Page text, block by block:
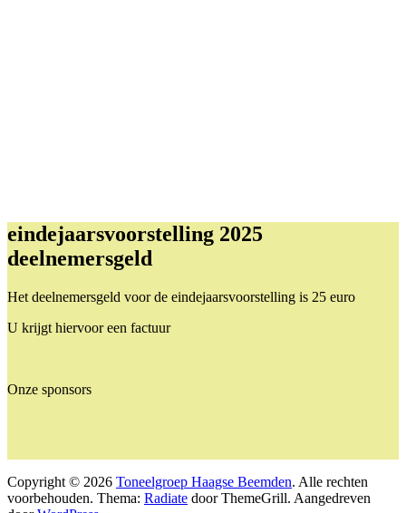
eindejaarsvoorstelling 2025
deelnemersgeld
Het deelnemersgeld voor de eindejaarsvoorstelling is 25 euro
U krijgt hiervoor een factuur
Onze sponsors
Copyright © 2026 Toneelgroep Haagse Beemden. Alle rechten
voorbehouden. Thema: Radiate door ThemeGrill. Aangedreven